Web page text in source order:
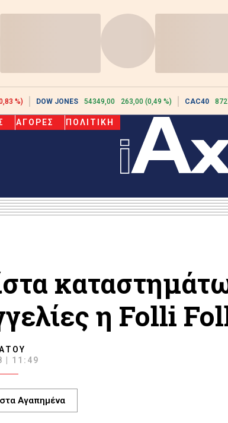
%) DOW JONES 54349,00 263,00 (0,49 %) CAC40
ΑΓΟΡΕΣ ΠΟΛΙΤΙΚΗ
η Folli
| 11:49
Αγαπημένα